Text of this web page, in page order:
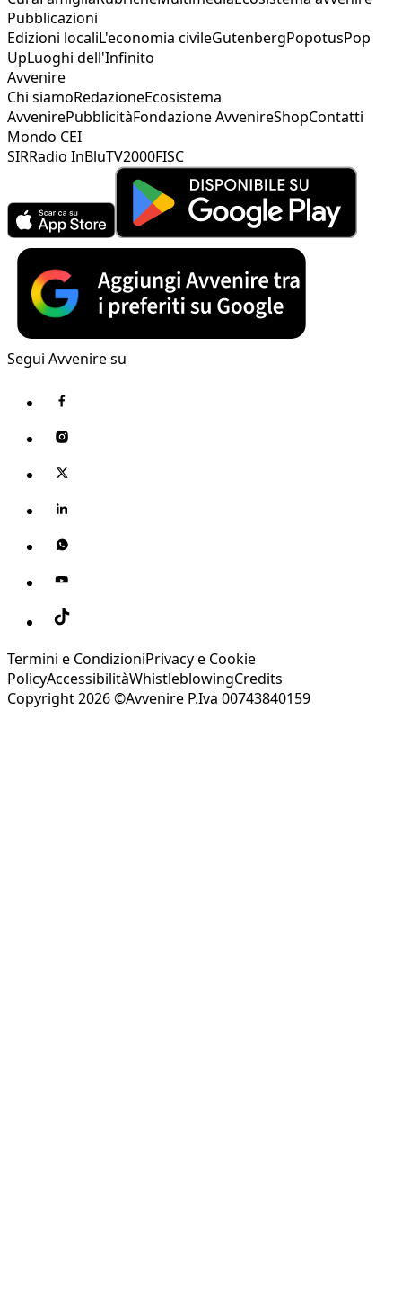
Pubblicazioni
Edizioni localiL'economia civileGutenbergPopotusPop
UpLuoghi dell'Infinito
Avvenire
Chi siamoRedazioneEcosistema
AvvenirePubblicitàFondazione AvvenireShopContatti
Mondo CEI
SIRRadio InBluTV2000FISC
Segui Avvenire su
Termini e CondizioniPrivacy e Cookie
PolicyAccessibilitàWhistleblowingCredits
Copyright 2026 ©Avvenire P.Iva 00743840159